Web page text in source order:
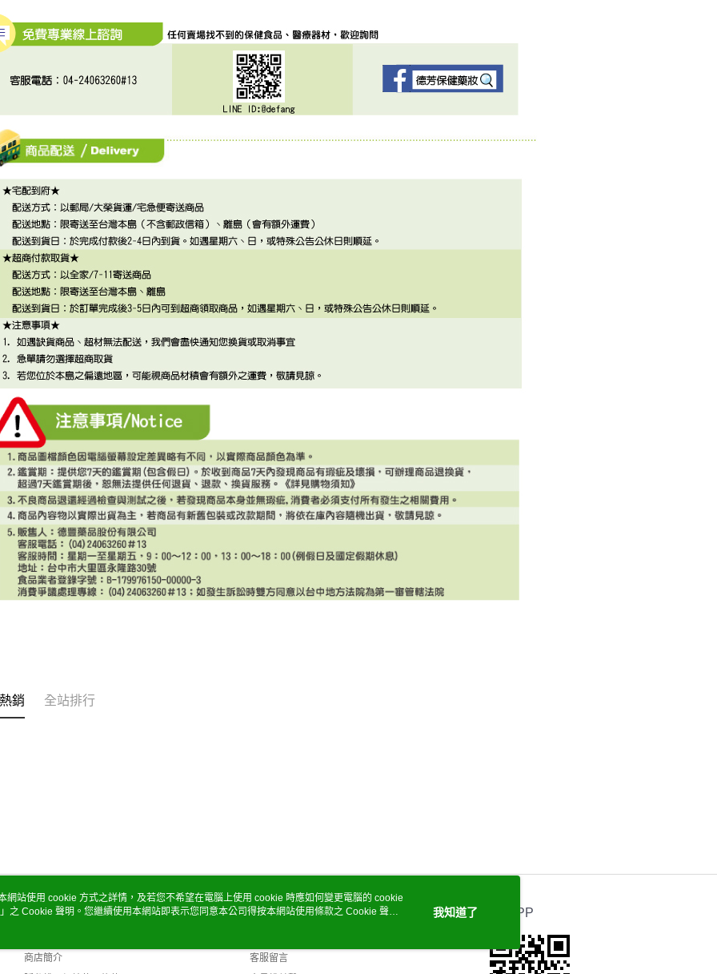
銷 全站排行
關於我們
商店簡介
客服資訊
客服留言
官方APP
網站使用 cookie 方式之詳情，及若您不希望在電腦上使用 cookie 時應如何變更電腦的 cookie
」之 Cookie 聲明。您繼續使用本網站即表示您同意本公司得按本網站使用條款之 Cookie 聲明
我知道了